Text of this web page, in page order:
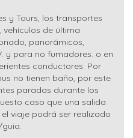
y Tours, los transportes
de última
panorámicos,
y para no fumadores. o en
conductores. Por
no tienen baño, por este
paradas durante los
caso que una salida
viaje podrá ser realizado